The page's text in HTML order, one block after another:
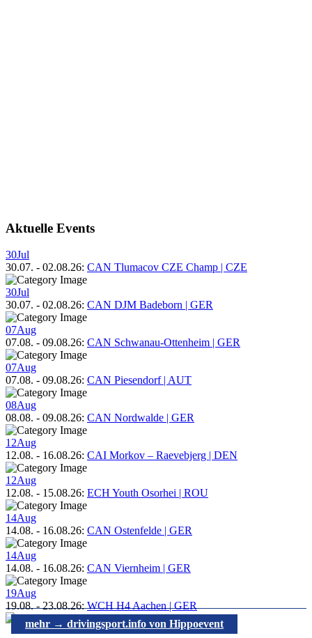
Aktuelle Events
30Jul
30.07. - 02.08.26: CAN Tlumacov CZE Champ | CZE
30Jul
30.07. - 02.08.26: CAN DJM Badeborn | GER
07Aug
07.08. - 09.08.26: CAN Schwanau-Ottenheim | GER
07Aug
07.08. - 09.08.26: CAN Piesendorf | AUT
08Aug
08.08. - 09.08.26: CAN Nordwalde | GER
12Aug
12.08. - 16.08.26: CAI Morkov – Raevebjerg | DEN
12Aug
12.08. - 15.08.26: ECH Youth Osorhei | ROU
14Aug
14.08. - 16.08.26: CAN Ostenfelde | GER
14Aug
14.08. - 16.08.26: CAN Viernheim | GER
19Aug
19.08.-23.08.26:WCH H4 Aachen | GER
mehr → drivingsport.info von Hippoevent